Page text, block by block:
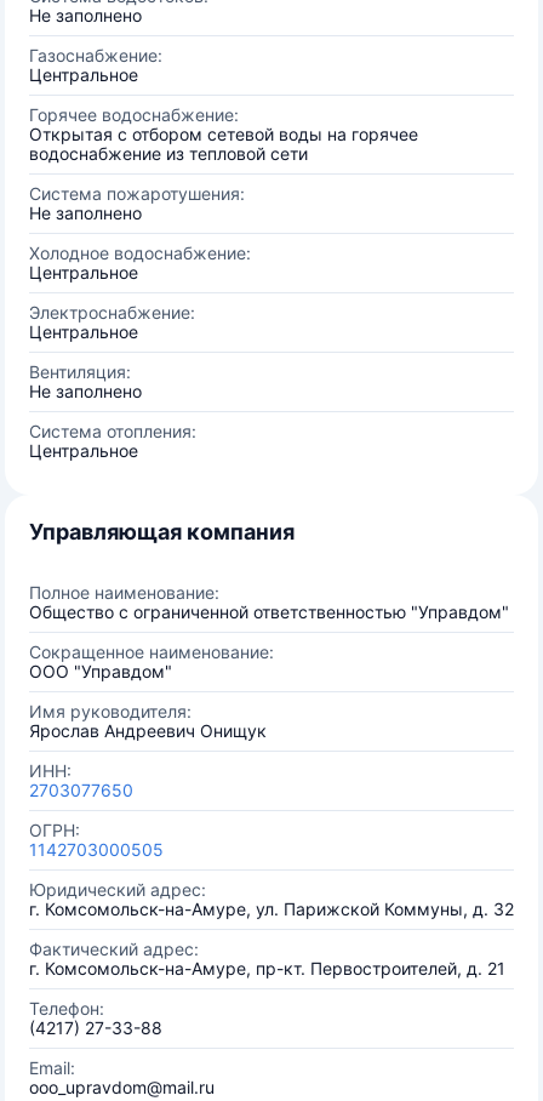
Не заполнено
Газоснабжение:
Центральное
Горячее водоснабжение:
Открытая с отбором сетевой воды на горячее
водоснабжение из тепловой сети
Система пожаротушения:
Не заполнено
Холодное водоснабжение:
Центральное
Электроснабжение:
Центральное
Вентиляция:
Не заполнено
Система отопления:
Центральное
Управляющая компания
Полное наименование:
Общество с ограниченной ответственностью "Управдом"
Сокращенное наименование:
ООО "Управдом"
Имя руководителя:
Ярослав Андреевич Онищук
ИНН:
2703077650
ОГРН:
1142703000505
Юридический адрес:
г. Комсомольск-на-Амуре, ул. Парижской Коммуны, д. 32
Фактический адрес:
г. Комсомольск-на-Амуре, пр-кт. Первостроителей, д. 21
Телефон:
(4217) 27-33-88
Email:
ooo_upravdom@mail.ru